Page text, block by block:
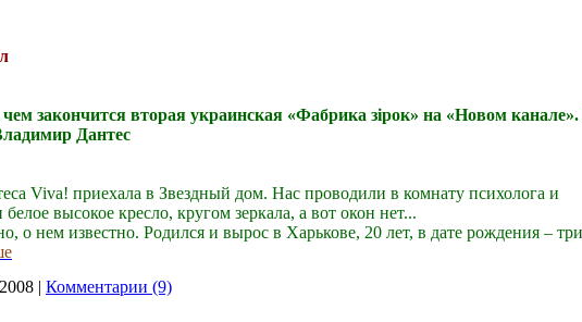
закончится вторая украинская «Фабрика зірок» на «Новом
Дантес
Viva! приехала в Звездный дом. Нас проводили в комнату психолога и
высокое кресло, кругом зеркала, а вот окон нет...
о нем известно. Родился и вырос в Харькове, 20 лет, в дате рождения – три
| Комментарии (9)